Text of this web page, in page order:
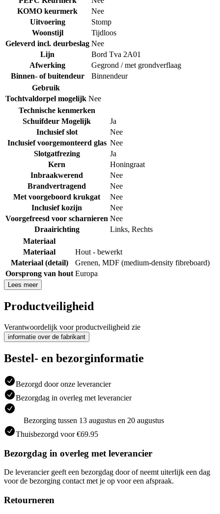
KOMO keurmerk
Nee
Uitvoering
Stomp
Woonstijl
Tijdloos
Geleverd incl. deurbeslag Nee
Lijn
Bord Tva 2A01
Afwerking
Gegrond / met grondverflaag
Binnen- of buitendeur
Binnendeur
Gebruik
Tochtvaldorpel mogelijk Nee
Technische kenmerken
Schuifdeur Mogelijk
Ja
Inclusief slot
Nee
Inclusief voorgemonteerd glas Nee
Slotgatfrezing
Ja
Kern
Honingraat
Inbraakwerend
Nee
Brandvertragend
Nee
Met voorgeboord krukgat
Nee
Inclusief kozijn
Nee
Voorgefreesd voor scharnieren Nee
Draairichting
Links, Rechts
Materiaal
Materiaal
Hout - bewerkt
Materiaal (detail)
Grenen, MDF (medium-density fibreboard)
Oorsprong van hout Europa
Lees meer
Productveiligheid
Verantwoordelijk voor productveiligheid zie
informatie over de fabrikant
Bestel- en bezorginformatie
Bezorgd door onze leverancier
Bezorgdag in overleg met leverancier
Bezorging tussen 13 augustus en 20 augustus
Thuisbezorgd voor €69.95
Bezorgdag in overleg met leverancier
De leverancier geeft een bezorgdag door of neemt uiterlijk een dag
voor de bezorging contact met je op voor een afspraak.
Retourneren